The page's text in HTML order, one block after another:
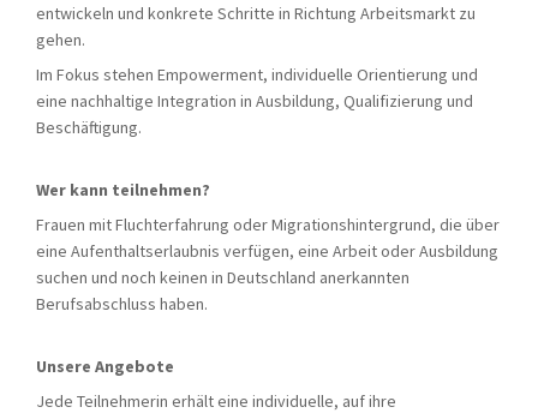
entwickeln und konkrete Schritte in Richtung Arbeitsmarkt zu
gehen.
Im Fokus stehen Empowerment, individuelle Orientierung und
eine nachhaltige Integration in Ausbildung, Qualifizierung und
Beschäftigung.
Wer kann teilnehmen?
Frauen mit Fluchterfahrung oder Migrationshintergrund, die über
eine Aufenthaltserlaubnis verfügen, eine Arbeit oder Ausbildung
suchen und noch keinen in Deutschland anerkannten
Berufsabschluss haben.
Unsere Angebote
Jede Teilnehmerin erhält eine individuelle, auf ihre